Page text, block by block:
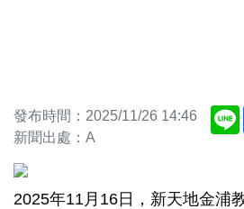
發布時間：2025/11/26 14:46
新聞出處：A
2025年11月16日，新天地金浦